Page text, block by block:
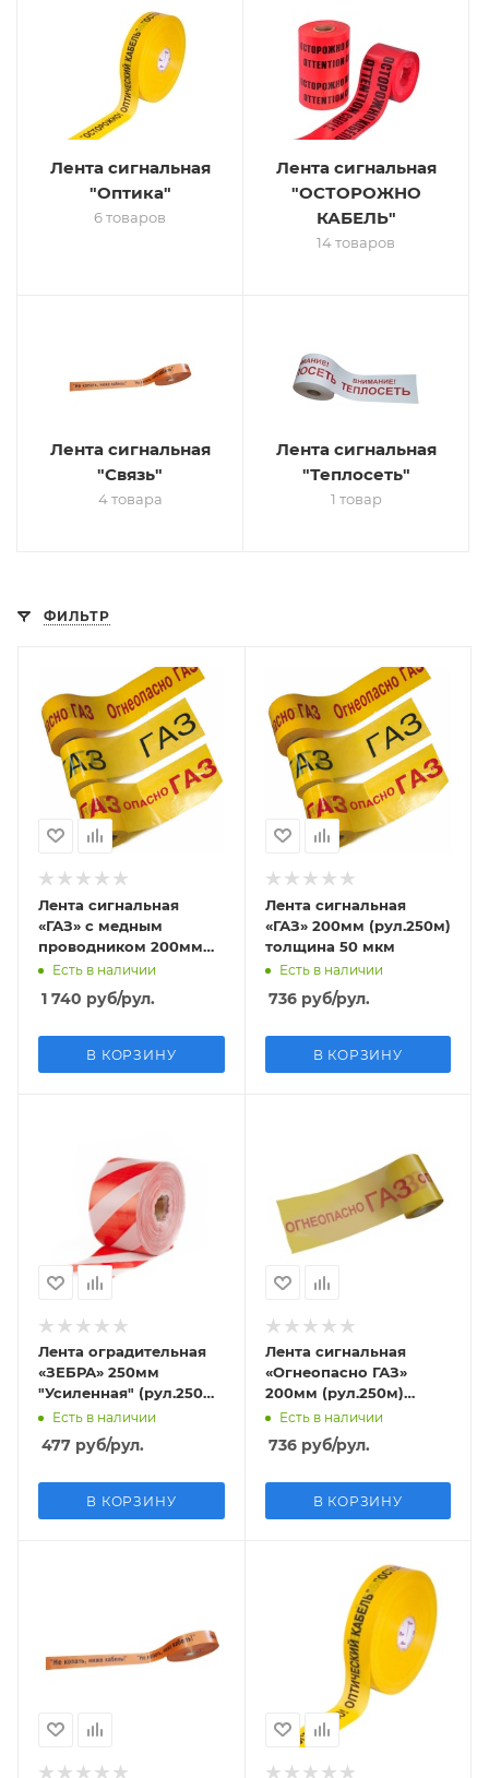
Лента сигнальная
"Оптика"
6 товаров
Лента сигнальная
"ОСТОРОЖНО
КАБЕЛЬ"
14 товаров
Лента сигнальная
"Связь"
4 товара
Лента сигнальная
"Теплосеть"
1 товар
ФИЛЬТР
Лента сигнальная
«ГАЗ» с медным
проводником 200мм
(рул.250м) толщина 35
Есть в наличии
1 740 руб/рул.
В КОРЗИНУ
Лента сигнальная
«ГАЗ» 200мм (рул.250м)
толщина 50 мкм
Есть в наличии
736руб/рул.
В КОРЗИНУ
Лента оградительная
«ЗЕБРА» 250мм
"Усиленная" (рул.250м)
толщина 80 мкм
Есть в наличии
477 руб/рул.
В КОРЗИНУ
Лента сигнальная
«Огнеопасно ГАЗ»
200мм (рул.250м)
толщина 50 мкм
Есть в наличии
736руб/рул.
В КОРЗИНУ